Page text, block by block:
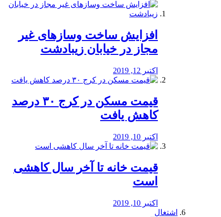
افزایش ساخت وسازهای غیر
مجاز در خیابان زیبادشت
اکتبر 12, 2019
️قیمت مسکن در کرج ۳۰ درصد
کاهش یافت
اکتبر 10, 2019
قیمت خانه تا آخر سال کاهشی
است
اکتبر 10, 2019
اشتغال